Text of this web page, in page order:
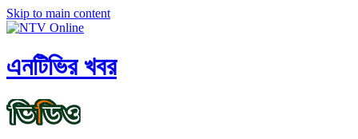
Skip to main content
এনটিভির খবর